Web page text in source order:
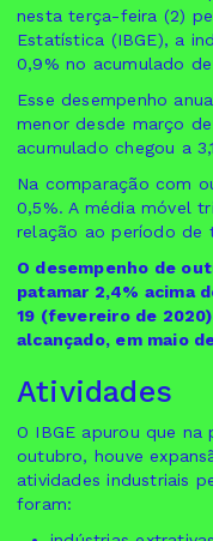
nesta terça-feira (2)
Estatística (IBGE), a
0,9% no acumulado de
Esse desempenho
menor desde março
acumulado chegou a
Na comparação com
0,5%. A média móvel
relação ao período de
O desempenho de
patamar 2,4% acima
19 (fevereiro de
alcançado, em maio
Atividades
O IBGE apurou que
outubro, houve
atividades industriais
foram: